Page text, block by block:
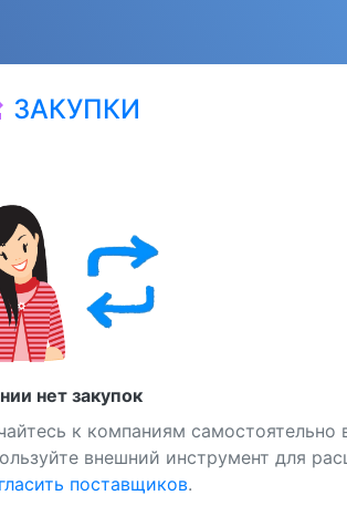
ЗАКУПКИ
нет закупок
к компаниям самостоятельно
внешний инструмент для
поставщиков.